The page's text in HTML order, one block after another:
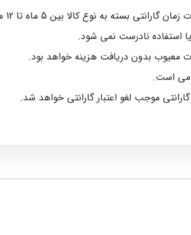
به نوع کالا بین 5 ماه تا 12 ماه متغیر است.
استفاده نادرست نمی‌ شود.
معیوب بدون دریافت هزینه خواهد بود.
است.
موجب لغو اعتبار گارانتی خواهد شد.